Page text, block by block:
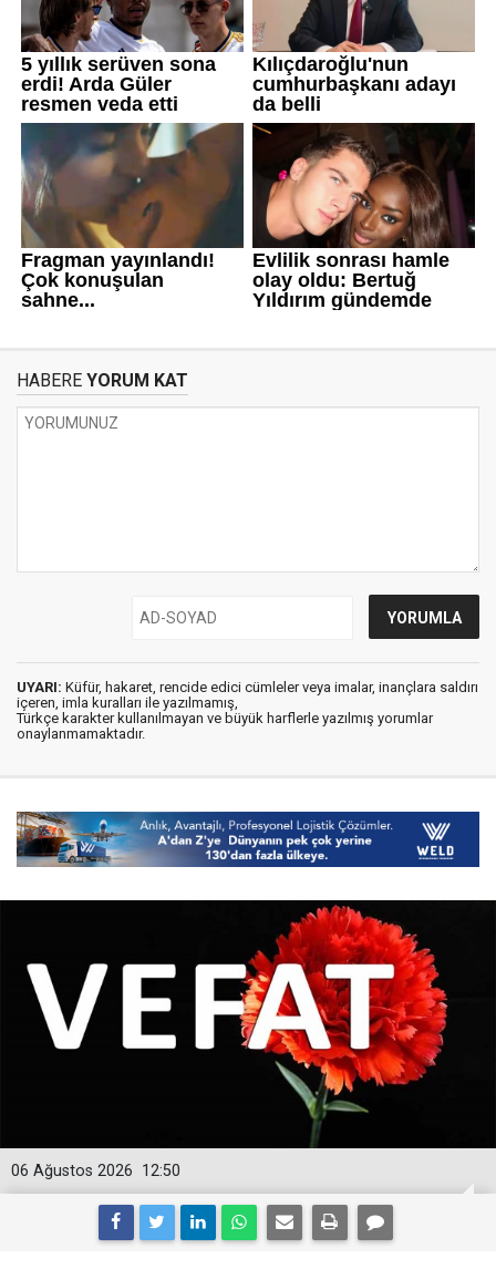
HABERE YORUM KAT
UYARI: Küfür, hakaret, rencide edici cümleler veya imalar, inançlara saldırı
içeren, imla kuralları ile yazılmamış,
Türkçe karakter kullanılmayan ve büyük harflerle yazılmış yorumlar
onaylanmamaktadır.
12:50
06 Ağustos 2026